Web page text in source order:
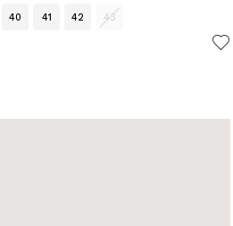
40 41 42 43